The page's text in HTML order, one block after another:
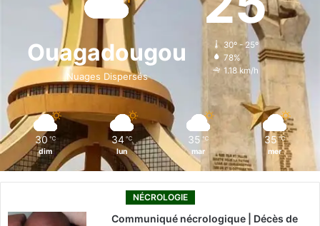
b
o
k
i
n
a
g
r
o
k
Ouagadougou
Nuages Dispersés
30º - 25º
78%
1.18 km/h
30 ℃
dim
34 ℃
lun
35 ℃
mar
35 ℃
mer
NÉCROLOGIE
Communiqué nécrologique | Décès de